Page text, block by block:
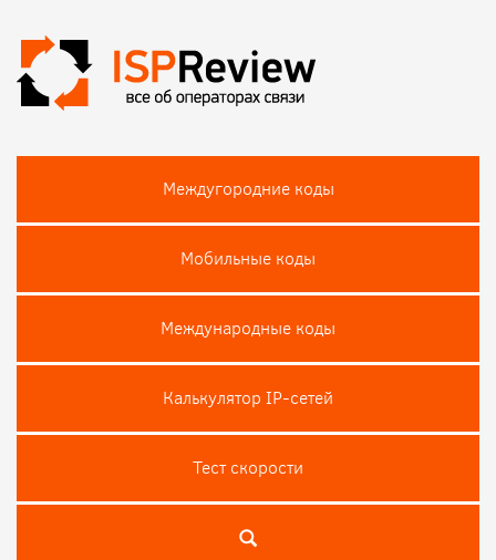
Междугородние коды
Мобильные коды
Международные коды
Калькулятор IP-сетей
Тест скороcти